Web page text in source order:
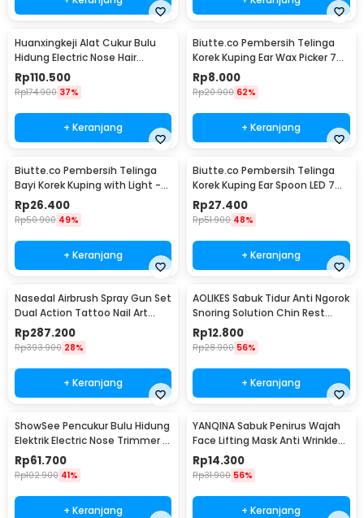
Huanxingkeji Alat Cukur Bulu
Hidung Electric Nose Hair
Trimmer - HN1
Rp110.500
Rp174.900 37%
+ Keranjang
Biutte.co Pembersih Telinga
Korek Kuping Ear Wax Picker 7
PCS - JC7
Rp8.000
Rp20.900 62%
+ Keranjang
Biutte.co Pembersih Telinga
Bayi Korek Kuping with Light -
0ZJX9
Rp26.400
Rp50.900 49%
+ Keranjang
Biutte.co Pembersih Telinga
Korek Kuping Ear Spoon LED 7
PCS - JC9
Rp27.400
Rp51.900 48%
+ Keranjang
Nasedal Airbrush Spray Gun Set
Dual Action Tattoo Nail Art
Painting - NT-180K-3
Rp287.200
Rp393.900 28%
+ Keranjang
AOLIKES Sabuk Tidur Anti Ngorok
Snoring Solution Chin Rest
Band Strap - 2107
Rp12.800
Rp28.900 56%
+ Keranjang
ShowSee Pencukur Bulu Hidung
Elektrik Electric Nose Trimmer -
C1-BK
Rp61.700
Rp102.900 41%
+ Keranjang
YANQINA Sabuk Penirus Wajah
Face Lifting Mask Anti Wrinkle
Belt - TZ19
Rp14.300
Rp31.900 56%
+ Keranjang